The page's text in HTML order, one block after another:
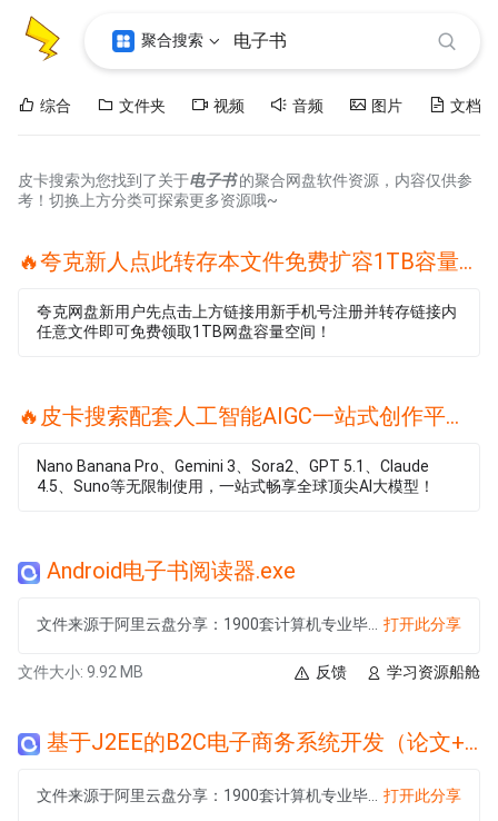
聚合搜索
综合 文件夹 视频 音频 图片 文档
皮卡搜索为您找到了关于电子书的聚合网盘软件资源，内容仅供参
考！切换上方分类可探索更多资源哦~
🔥夸克新人点此转存本文件免费扩容1TB容量🔥
夸克网盘新用户先点击上方链接用新手机号注册并转存链接内
任意文件即可免费领取1TB网盘容量空间！
🔥皮卡搜索配套人工智能AIGC一站式创作平台🔥
Nano Banana Pro、Gemini 3、Sora2、GPT 5.1、Claude
4.5、Suno等无限制使用，一站式畅享全球顶尖AI大模型！
Android电子书阅读器.exe
打开此分享
文件大小: 9.92 MB 学习资源船舱
反馈
基于J2EE的B2C电子商务系统开发（论文+系统+开题报告+文献综述+任务书+答辩PPT+中期报表+外文文献+说明书）.exe
打开此分享